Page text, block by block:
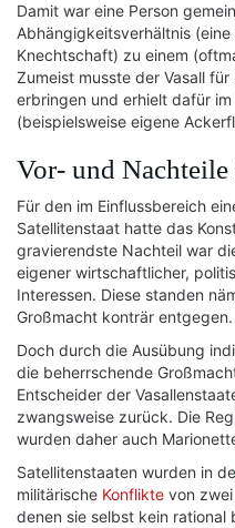
Damit war eine Person
Abhängigkeitsverhältnis
Knechtschaft) zu einem
Zumeist musste der Vasall
erbringen und erhielt dafür
(beispielsweise eigene
Vor- und
Für den im Einflussbereich
Satellitenstaat hatte das
gravierendste Nachteil war
eigener wirtschaftlicher,
Interessen. Diese standen
Großmacht konträr entgegen.
Doch durch die Ausübung
die beherrschende
Entscheider der
zwangsweise zurück. Die
wurden daher auch
Satellitenstaaten wurden in
militärische Konflikte von
denen sie selbst kein